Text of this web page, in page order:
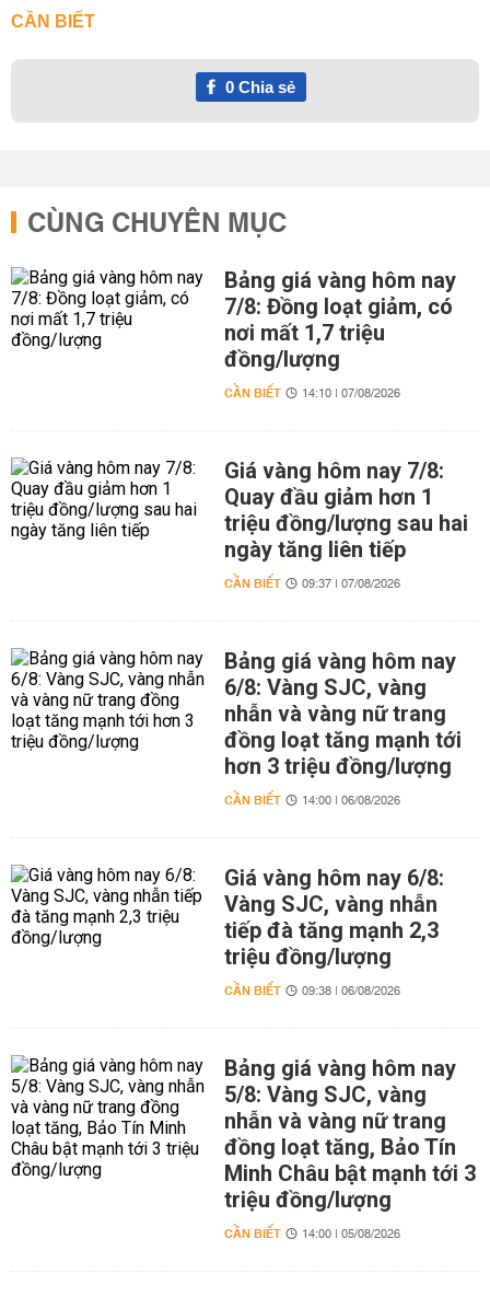
CẦN BIẾT
0Chia sẻ
CÙNG CHUYÊN MỤC
Bảng giá vàng hôm nay
7/8: Đồng loạt giảm, có
nơi mất 1,7 triệu
đồng/lượng
CẦN BIẾT 14:10 | 07/08/2026
Giá vàng hôm nay 7/8:
Quay đầu giảm hơn 1
triệu đồng/lượng sau hai
ngày tăng liên tiếp
CẦN BIẾT 09:37 | 07/08/2026
Bảng giá vàng hôm nay
6/8: Vàng SJC, vàng
nhẫn và vàng nữ trang
đồng loạt tăng mạnh tới
hơn 3 triệu đồng/lượng
CẦN BIẾT 14:00 | 06/08/2026
Giá vàng hôm nay 6/8:
Vàng SJC, vàng nhẫn
tiếp đà tăng mạnh 2,3
triệu đồng/lượng
CẦN BIẾT 09:38 | 06/08/2026
Bảng giá vàng hôm nay
5/8: Vàng SJC, vàng
nhẫn và vàng nữ trang
đồng loạt tăng, Bảo Tín
Minh Châu bật mạnh tới 3
triệu đồng/lượng
CẦN BIẾT 14:00 | 05/08/2026